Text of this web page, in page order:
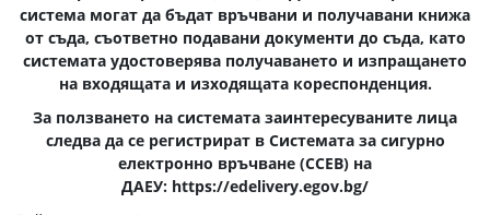
система могат да бъдат връчвани и получавани книжа
от съда, съответно подавани документи до съда, като
системата удостоверява получаването и изпращането
на входящата и изходящата кореспонденция.
За ползването на системата заинтересуваните лица
следва да се регистрират в Системата за сигурно
електронно връчване (ССEВ) на
ДАЕУ: https://edelivery.egov.bg/